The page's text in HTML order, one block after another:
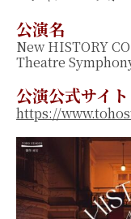
公演名
New HISTORY
Theatre
公演公式サイト
https://